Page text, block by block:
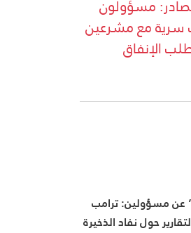
مسؤولون
سرية مع مشرعين
الإنفاق
مسؤولين: ترامب
حول نفاد الذخيرة